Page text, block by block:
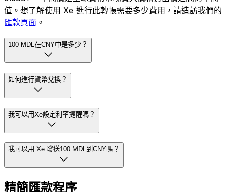
值。想了解使用 Xe 進行此轉帳需要多少費用，請造訪我們的
匯款頁面 。
100 MDL在CNY中是多少？
如何進行貨幣兌換？
我可以用Xe設定利率提醒嗎？
我可以用 Xe 發送100 MDL到CNY嗎？
精簡匯款程序